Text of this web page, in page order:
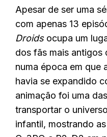
Apesar de ser uma
com apenas 13
Droidsocupa um
dos fãs mais antigos
numa época em que
havia se expandido
animação foi uma
transportar o
infantil, mostrando